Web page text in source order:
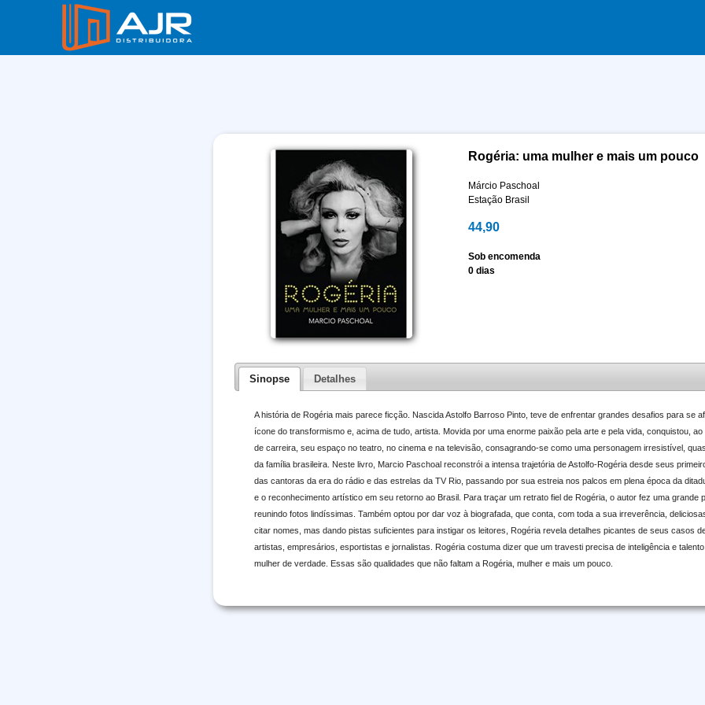
Rogéria: uma mulher e mais um pouco
Márcio Paschoal
Estação Brasil
44,90
Sob encomenda
0 dias
Sinopse Detalhes
A história de Rogéria mais parece ficção. Nascida Astolfo Barroso Pinto, teve de enfrentar grandes desafios para se
ícone do transformismo e, acima de tudo, artista. Movida por uma enorme paixão pela arte e pela vida, conquistou,
de carreira, seu espaço no teatro, no cinema e na televisão, consagrando-se como uma personagem irresistível,
da família brasileira. Neste livro, Marcio Paschoal reconstrói a intensa trajetória de Astolfo-Rogéria desde seus
das cantoras da era do rádio e das estrelas da TV Rio, passando por sua estreia nos palcos em plena época da
e o reconhecimento artístico em seu retorno ao Brasil. Para traçar um retrato fiel de Rogéria, o autor fez uma grande
reunindo fotos lindíssimas. Também optou por dar voz à biografada, que conta, com toda a sua irreverência,
citar nomes, mas dando pistas suficientes para instigar os leitores, Rogéria revela detalhes picantes de seus casos
artistas, empresários, esportistas e jornalistas. Rogéria costuma dizer que um travesti precisa de inteligência e
mulher de verdade. Essas são qualidades que não faltam a Rogéria, mulher e mais um pouco.